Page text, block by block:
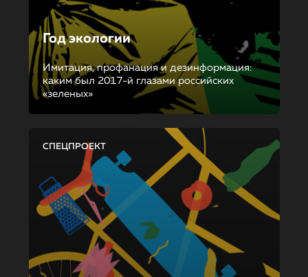
Год экологии
Имитация, профанация и дезинформация:
каким был 2017-й глазами российских
«зеленых»
СПЕЦПРОЕКТ